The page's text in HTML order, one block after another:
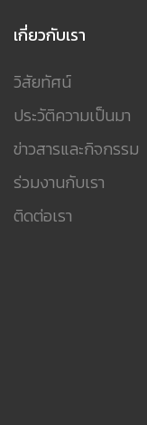
เกี่ยวกับเรา
วิสัยทัศน์
ประวัติความเป็นมา
ข่าวสารและกิจกรรม
ร่วมงานกับเรา
ติดต่อเรา